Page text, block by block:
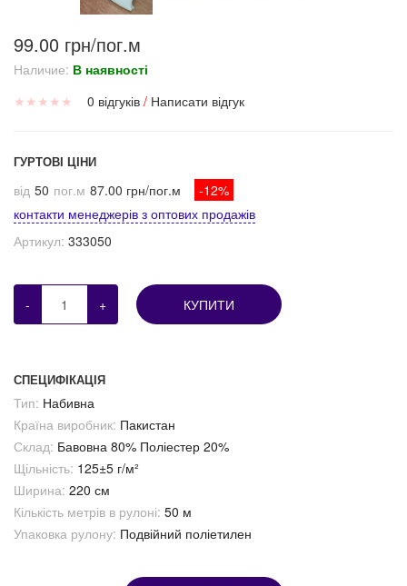
99.00 грн/пог.м
Наличие: В наявності
★ ★ ★ ★ ★ 0 відгуків / Написати відгук
ГУРТОВІ ЦІНИ
від 50 пог.м 87.00 грн/пог.м
-12%
контакти менеджерів з оптових продажів
Артикул: 333050
- + КУПИТИ
СПЕЦИФІКАЦІЯ
Тип: Набивна
Країна виробник: Пакистан
Склад: Бавовна 80% Поліестер 20%
Щільність: 125±5 г/м²
Ширина: 220 см
Кількість метрів в рулоні: 50 м
Упаковка рулону: Подвійний поліетилен